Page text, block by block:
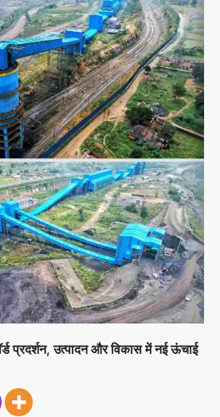
प्रदर्शन, उत्पादन और विकास में नई ऊंचाई